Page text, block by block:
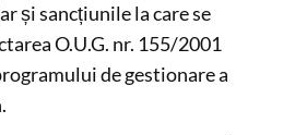
și sancțiunile la care se
O.U.G. nr. 155/2001
de gestionare a